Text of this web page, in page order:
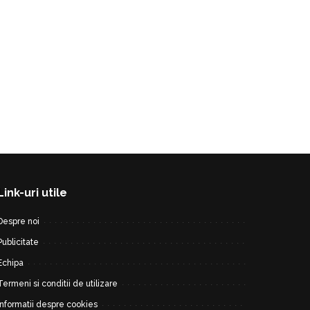
uri utile
noi
si conditii de utilizare
despre cookies